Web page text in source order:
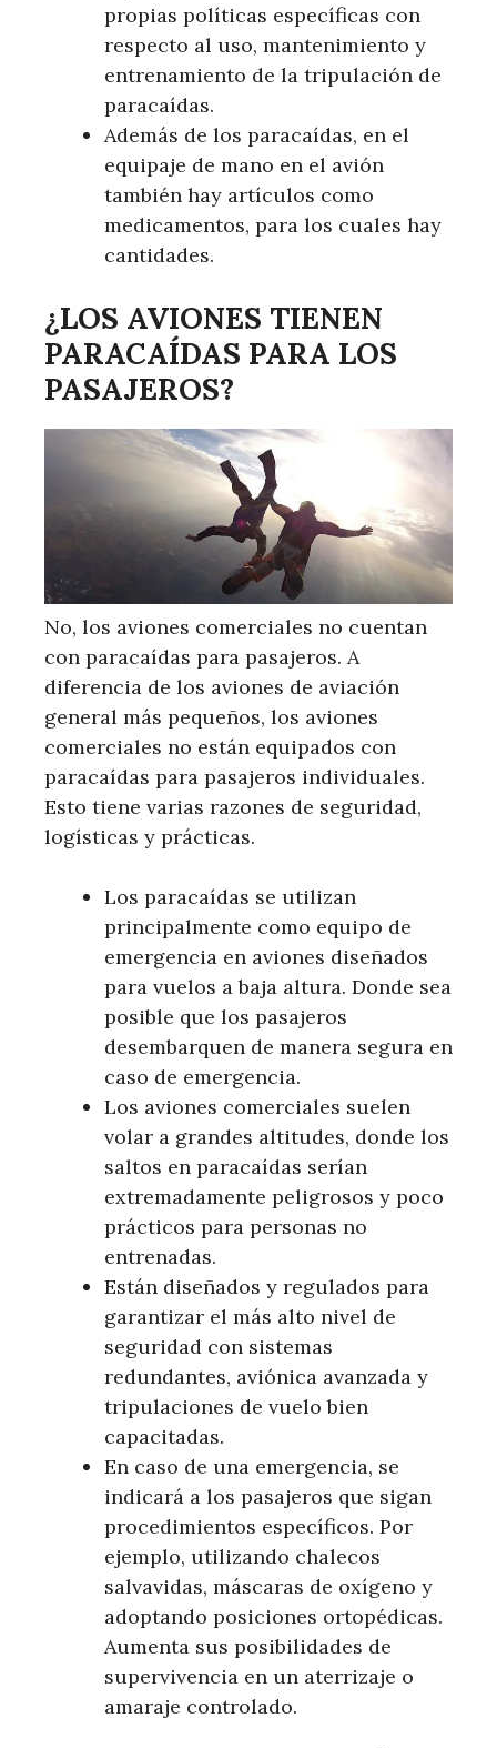
propias políticas específicas con
respecto al uso, mantenimiento y
entrenamiento de la tripulación de
paracaídas.
Además de los paracaídas, en el
equipaje de mano en el avión
también hay artículos como
medicamentos, para los cuales hay
cantidades.
¿LOS AVIONES TIENEN
PARACAÍDAS PARA LOS
PASAJEROS?
No, los aviones comerciales no cuentan
con paracaídas para pasajeros. A
diferencia de los aviones de aviación
general más pequeños, los aviones
comerciales no están equipados con
paracaídas para pasajeros individuales.
Esto tiene varias razones de seguridad,
logísticas y prácticas.
Los paracaídas se utilizan
principalmente como equipo de
emergencia en aviones diseñados
para vuelos a baja altura. Donde sea
posible que los pasajeros
desembarquen de manera segura en
caso de emergencia.
Los aviones comerciales suelen
volar a grandes altitudes, donde los
saltos en paracaídas serían
extremadamente peligrosos y poco
prácticos para personas no
entrenadas.
Están diseñados y regulados para
garantizar el más alto nivel de
seguridad con sistemas
redundantes, aviónica avanzada y
tripulaciones de vuelo bien
capacitadas.
En caso de una emergencia, se
indicará a los pasajeros que sigan
procedimientos específicos. Por
ejemplo, utilizando chalecos
salvavidas, máscaras de oxígeno y
adoptando posiciones ortopédicas.
Aumenta sus posibilidades de
supervivencia en un aterrizaje o
amaraje controlado.